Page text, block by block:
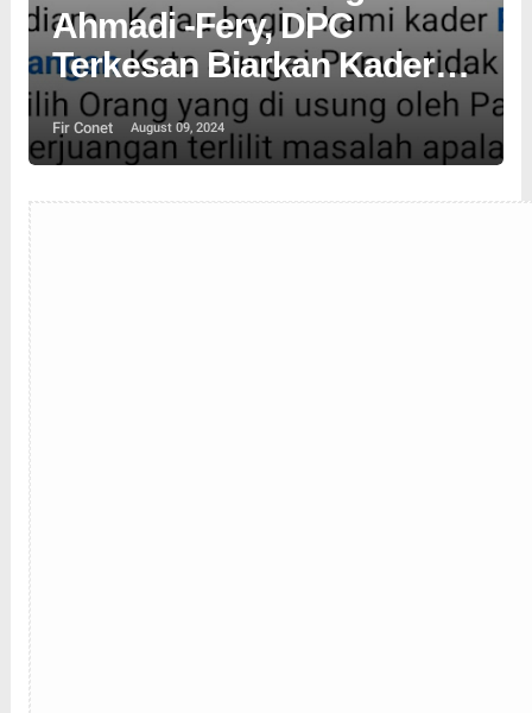
Ahmadi -Fery, DPC
Terkesan Biarkan Kader
Jatuhkan Kandidat
Fir Conet August 09, 2024